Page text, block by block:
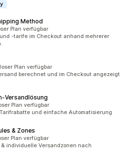
Method
Plan verfügbar
-tarife im Checkout anhand mehrerer
Plan verfügbar
berechnet und im Checkout angezeigt
Plan verfügbar
und einfache Automatisierung
& Zones
Plan verfügbar
individuelle Versandzonen nach